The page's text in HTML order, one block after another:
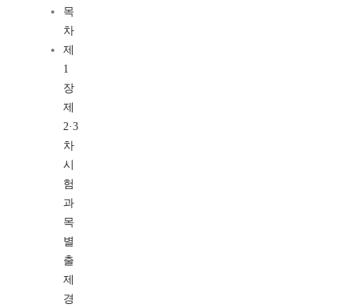
목
차
제
1
장
제
2·3
차
시
험
과
목
별
출
제
경